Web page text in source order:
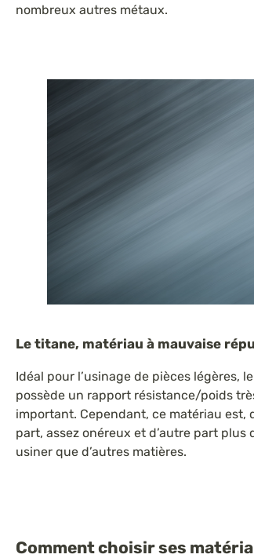
nombreux autres métaux.
Le titane, matériau à mauvaise
Idéal pour l’usinage de pièces légères,
possède un rapport résistance/poids
important. Cependant, ce matériau est,
part, assez onéreux et d’autre part plus
usiner que d’autres matières.
Comment choisir ses